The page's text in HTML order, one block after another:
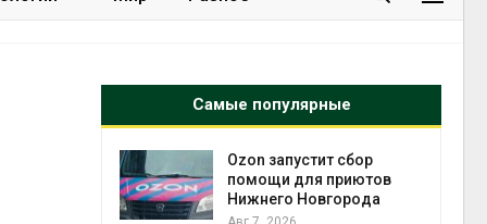
Самые популярные
Солнечные панели над
каналами позволяют
одновременно
вырабатывать энергию и